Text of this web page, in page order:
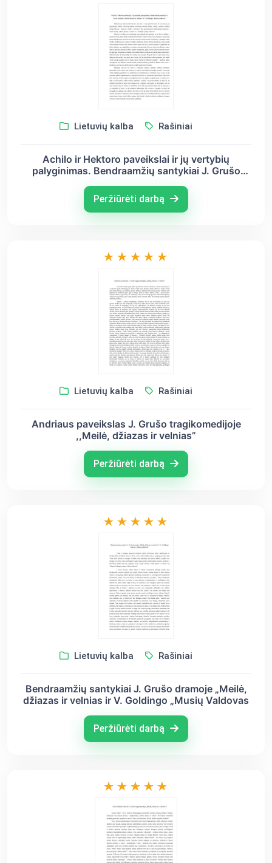
Lietuvių kalba Rašiniai
Achilo ir Hektoro paveikslai ir jų vertybių
palyginimas. Bendraamžių santykiai J. Grušo
„Musių valdovas“
Peržiūrėti darbą
Lietuvių kalba Rašiniai
Andriaus paveikslas J. Grušo tragikomedijoje
,,Meilė, džiazas ir velnias”
Peržiūrėti darbą
Lietuvių kalba Rašiniai
Bendraamžių santykiai J. Grušo dramoje „Meilė,
džiazas ir velnias ir V. Goldingo „Musių Valdovas
Peržiūrėti darbą